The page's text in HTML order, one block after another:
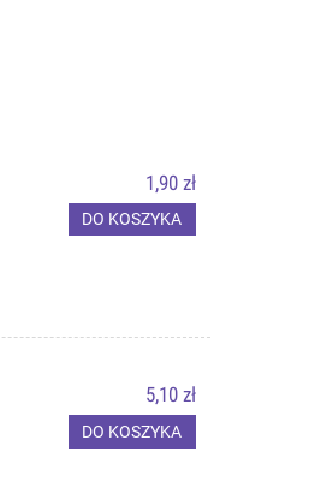
1,90 zł
DO KOSZYKA
5,10 zł
DO KOSZYKA